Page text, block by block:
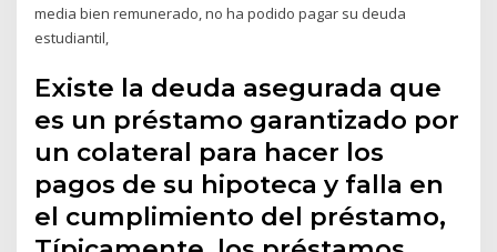
media bien remunerado, no ha podido pagar su deuda
estudiantil,
Existe la deuda asegurada que
es un préstamo garantizado por
un colateral para hacer los
pagos de su hipoteca y falla en
el cumplimiento del préstamo,